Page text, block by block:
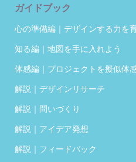
ガイドブック
心の準備編｜デザインする力を
知る編｜地図を手に入れよう
体感編｜プロジェクトを擬似体
解説｜デザインリサーチ
解説｜問いづくり
解説｜アイデア発想
解説｜フィードバック